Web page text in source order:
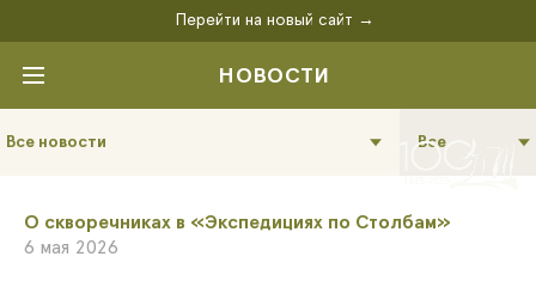
Перейти на новый сайт →
НОВОСТИ
Все новости Все
​О скворечниках в «Экспедициях по Столбам»
6 мая 2026